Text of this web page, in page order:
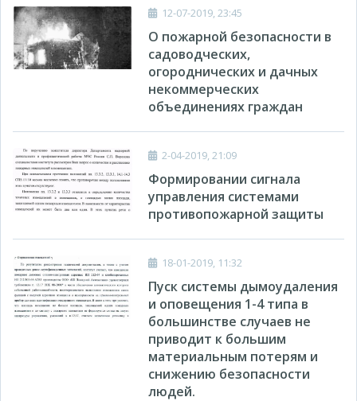
12-07-2019, 23:45
О пожарной безопасности в
садоводческих,
огороднических и дачных
некоммерческих
объединениях граждан
2-04-2019, 21:09
Формировании сигнала
управления системами
противопожарной защиты
18-01-2019, 11:32
Пуск системы дымоудаления
и оповещения 1-4 типа в
большинстве случаев не
приводит к большим
материальным потерям и
снижению безопасности
людей.